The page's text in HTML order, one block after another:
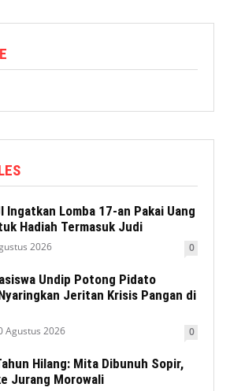
Ingatkan Lomba 17-an Pakai Uang
Hadiah Termasuk Judi
2026 0
Undip Potong Pidato
Jeritan Krisis Pangan di
Agustus 2026 0
Hilang: Mita Dibunuh Sopir,
Jurang Morowali